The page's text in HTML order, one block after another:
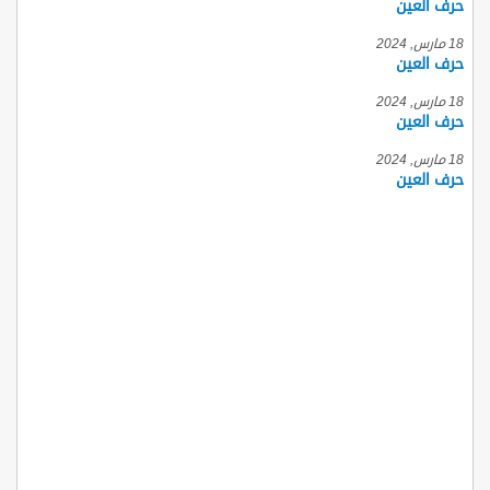
حرف العين
18 مارس, 2024
حرف العين
18 مارس, 2024
حرف العين
18 مارس, 2024
حرف العين